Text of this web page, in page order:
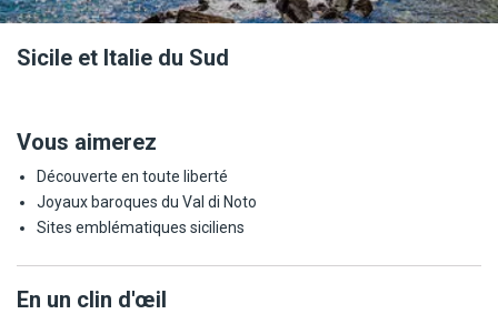
Sicile et Italie du Sud
Vous aimerez
Découverte en toute liberté
Joyaux baroques du Val di Noto
Sites emblématiques siciliens
En un clin d'œil